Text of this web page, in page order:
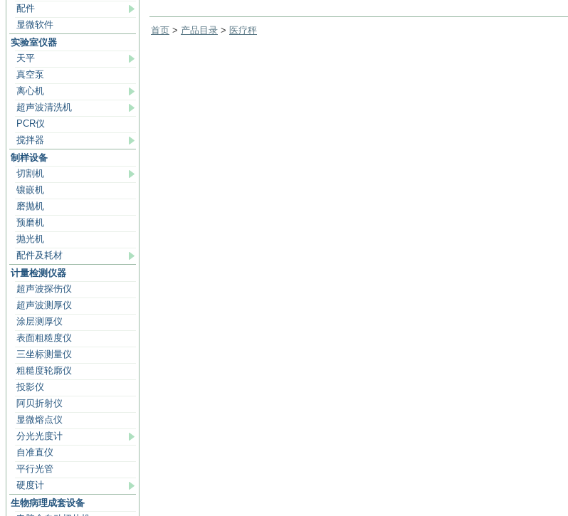
配件
显微软件
实验室仪器
天平
真空泵
离心机
超声波清洗机
PCR仪
搅拌器
制样设备
切割机
镶嵌机
磨抛机
预磨机
抛光机
配件及耗材
计量检测仪器
超声波探伤仪
超声波测厚仪
涂层测厚仪
表面粗糙度仪
三坐标测量仪
粗糙度轮廓仪
投影仪
阿贝折射仪
显微熔点仪
分光光度计
自准直仪
平行光管
硬度计
生物病理成套设备
首页 > 产品目录 > 医疗秤